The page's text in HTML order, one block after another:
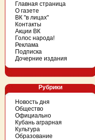
Главная страница
О газете
ВК "в лицах"
Контакты
Акции ВК
Голос народа!
Реклама
Подписка
Дочерние издания
Рубрики
Новость дня
Общество
Официально
Кубань аграрная
Культура
Образование